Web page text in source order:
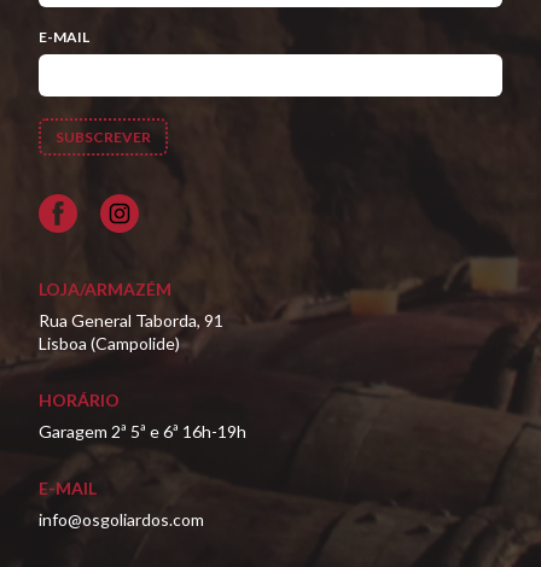
E-MAIL
Facebook
LOJA/ARMAZÉM
Rua General Taborda, 91
Lisboa (Campolide)
HORÁRIO
Garagem 2ª 5ª e 6ª 16h-19h
E-MAIL
info@osgoliardos.com